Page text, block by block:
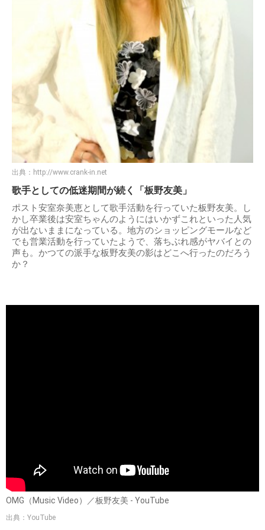
出典： http://www.crank-in.net
歌手としての低迷期間が続く「板野友美」
ポスト安室奈美恵として歌手活動を行っていた板野友美。し
かし卒業後は安室ちゃんのようにはいかずこれといった人気
が出ないままになっている。地方のショッピングモールなど
でも営業活動を行っていたようで、落ちぶれ感がヤバイとの
声も。かつての派手な板野友美の影はどこへ行ったのだろう
か？
OMG（Music Video）／板野友美 - YouTube
出典：YouTube